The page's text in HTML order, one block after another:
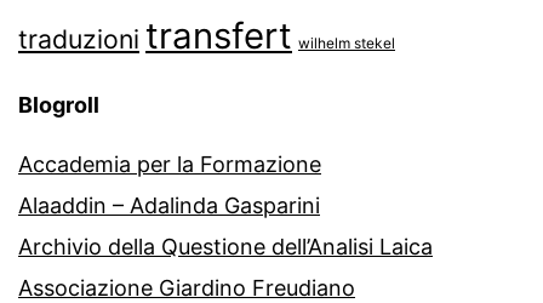
traduzioni transfert wilhelm stekel
Blogroll
Accademia per la Formazione
Alaaddin – Adalinda Gasparini
Archivio della Questione dell’Analisi Laica
Associazione Giardino Freudiano